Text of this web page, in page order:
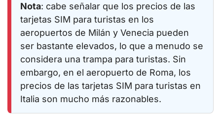
Nota: cabe señalar que los precios de las
tarjetas SIM para turistas en los
aeropuertos de Milán y Venecia pueden
ser bastante elevados, lo que a menudo se
considera una trampa para turistas. Sin
embargo, en el aeropuerto de Roma, los
precios de las tarjetas SIM para turistas en
Italia son mucho más razonables.